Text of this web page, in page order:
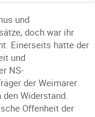
und
doch war ihr
Einerseits hatte der
und
NS-
der Weimarer
den Widerstand.
Offenheit der